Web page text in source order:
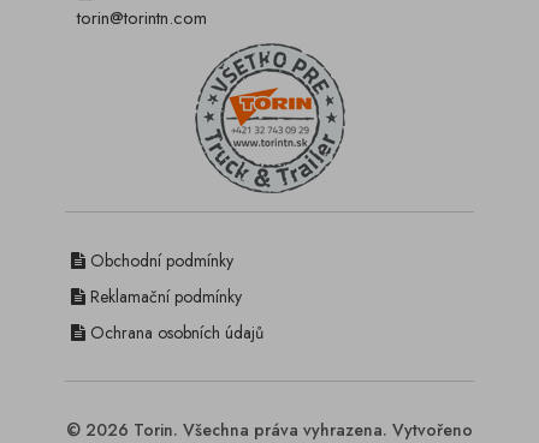
torin@torintn.com
Obchodní podmínky
Reklamační podmínky
Ochrana osobních údajů
© 2026 Torin. Všechna práva vyhrazena. Vytvořeno